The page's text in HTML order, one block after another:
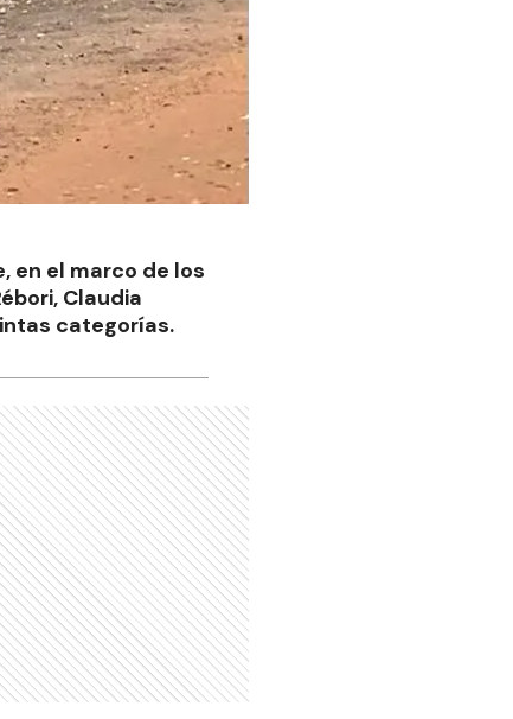
en el marco de los
Claudia
categorías.